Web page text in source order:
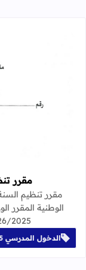
مقرر
الوطنية المقرر
2026/2025 الذي يهدف إلى
الدخول المدرسي 2025-2026